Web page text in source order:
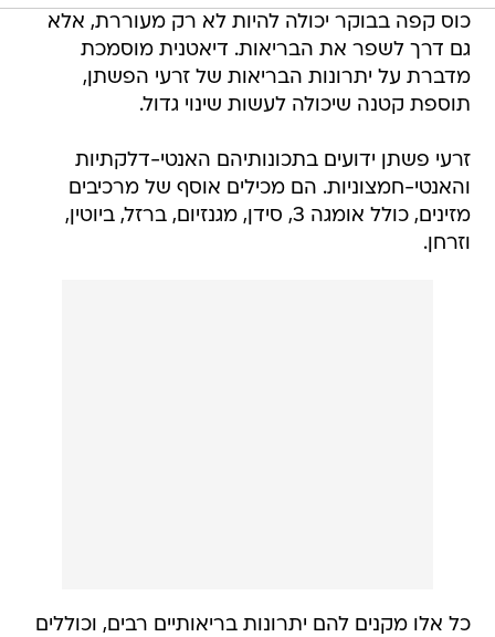
כוס קפה בבוקר יכולה להיות לא רק מעוררת, אלא
גם דרך לשפר את הבריאות. דיאטנית מוסמכת
מדברת על יתרונות הבריאות של זרעי הפשתן,
תוספת קטנה שיכולה לעשות שינוי גדול.
זרעי פשתן ידועים בתכונותיהם האנטי-דלקתיות
והאנטי-חמצוניות. הם מכילים אוסף של מרכיבים
מזינים, כולל אומגה 3, סידן, מגנזיום, ברזל, ביוטין,
וזרחן.
כל אלו מקנים להם יתרונות בריאותיים רבים, וכוללים